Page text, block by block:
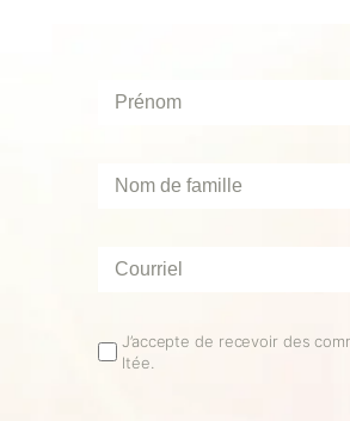
Prénom*
Nom
Courriel*
Email
Opt
J’accepte de recevoir des
ltée.